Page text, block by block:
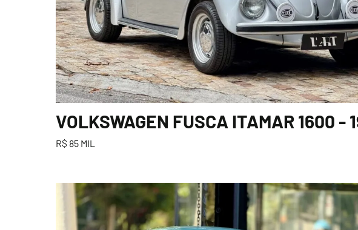
VOLKSWAGEN FUSCA ITAMAR 1600 -
R$ 85 MIL